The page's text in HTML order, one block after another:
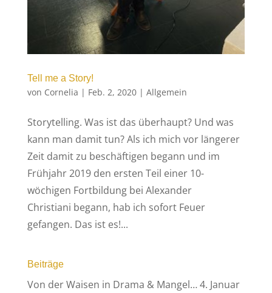
Tell me a Story!
von Cornelia | Feb. 2, 2020| Allgemein
Storytelling. Was ist das überhaupt? Und was
kann man damit tun? Als ich mich vor längerer
Zeit damit zu beschäftigen begann und im
Frühjahr 2019 den ersten Teil einer 10-
wöchigen Fortbildung bei Alexander
Christiani begann, hab ich sofort Feuer
gefangen. Das ist es!...
Beiträge
Von der Waisen in Drama & Mangel…4. Januar